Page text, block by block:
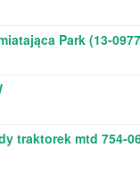
Park (13-
traktorek mtd 754-